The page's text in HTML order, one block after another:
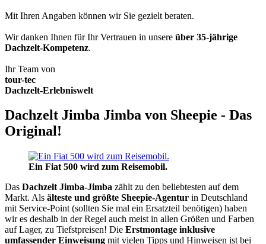
Mit Ihren Angaben können wir Sie gezielt beraten.
Wir danken Ihnen für Ihr Vertrauen in unsere über 35-jährige
Dachzelt-Kompetenz.
Ihr Team von
tour-tec
Dachzelt-Erlebniswelt
Dachzelt Jimba Jimba von Sheepie - Das
Original!
Ein Fiat 500 wird zum Reisemobil.
Das Dachzelt Jimba-Jimba zählt zu den beliebtesten auf dem
Markt. Als älteste und größte Sheepie-Agentur in Deutschland
mit Service-Point (sollten Sie mal ein Ersatzteil benötigen) haben
wir es deshalb in der Regel auch meist in allen Größen und Farben
auf Lager, zu Tiefstpreisen! Die Erstmontage inklusive
umfassender Einweisung mit vielen Tipps und Hinweisen ist bei